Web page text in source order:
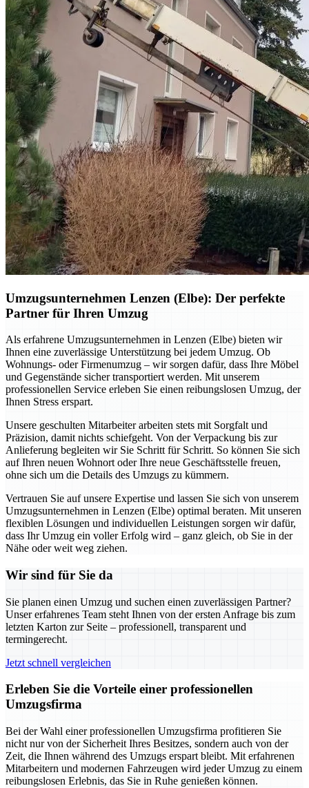
Umzugsunternehmen Lenzen (Elbe): Der perfekte
Partner für Ihren Umzug
Als erfahrene Umzugsunternehmen in Lenzen (Elbe) bieten wir
Ihnen eine zuverlässige Unterstützung bei jedem Umzug. Ob
Wohnungs- oder Firmenumzug – wir sorgen dafür, dass Ihre Möbel
und Gegenstände sicher transportiert werden. Mit unserem
professionellen Service erleben Sie einen reibungslosen Umzug, der
Ihnen Stress erspart.
Unsere geschulten Mitarbeiter arbeiten stets mit Sorgfalt und
Präzision, damit nichts schiefgeht. Von der Verpackung bis zur
Anlieferung begleiten wir Sie Schritt für Schritt. So können Sie sich
auf Ihren neuen Wohnort oder Ihre neue Geschäftsstelle freuen,
ohne sich um die Details des Umzugs zu kümmern.
Vertrauen Sie auf unsere Expertise und lassen Sie sich von unserem
Umzugsunternehmen in Lenzen (Elbe) optimal beraten. Mit unseren
flexiblen Lösungen und individuellen Leistungen sorgen wir dafür,
dass Ihr Umzug ein voller Erfolg wird – ganz gleich, ob Sie in der
Nähe oder weit weg ziehen.
Wir sind für Sie da
Sie planen einen Umzug und suchen einen zuverlässigen Partner?
Unser erfahrenes Team steht Ihnen von der ersten Anfrage bis zum
letzten Karton zur Seite – professionell, transparent und
termingerecht.
Jetzt schnell vergleichen
Erleben Sie die Vorteile einer professionellen
Umzugsfirma
Bei der Wahl einer professionellen Umzugsfirma profitieren Sie
nicht nur von der Sicherheit Ihres Besitzes, sondern auch von der
Zeit, die Ihnen während des Umzugs erspart bleibt. Mit erfahrenen
Mitarbeitern und modernen Fahrzeugen wird jeder Umzug zu einem
reibungslosen Erlebnis, das Sie in Ruhe genießen können.